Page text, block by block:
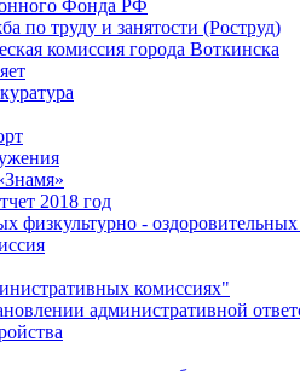
Фонда РФ
по труду и занятости (Роструд)
комиссия города Воткинска
2018 год
физкультурно -
комиссиях"
административной